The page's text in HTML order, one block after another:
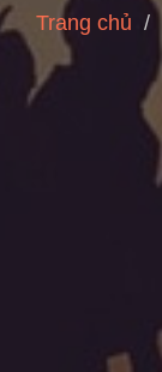
Trang chủ